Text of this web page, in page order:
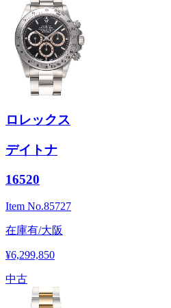
ロレックス
デイトナ
16520
Item No.85727
在庫有/大阪
¥6,299,850
中古